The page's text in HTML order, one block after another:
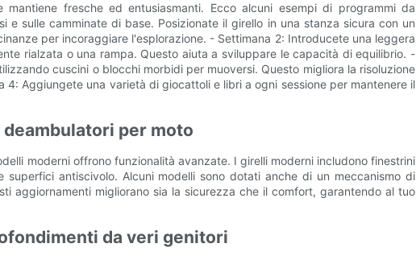
fresche ed entusiasmanti. Ecco alcuni esempi di programmi da
e sulle camminate di base. Posizionate il girello in una stanza sicura con un
per incoraggiare l'esplorazione. - Settimana 2: Introducete una leggera
rialzata o una rampa. Questo aiuta a sviluppare le capacità di equilibrio. -
cuscini o blocchi morbidi per muoversi. Questo migliora la risoluzione
Aggiungete una varietà di giocattoli e libri a ogni sessione per mantenere il
per moto
moderni offrono funzionalità avanzate. I girelli moderni includono finestrini
antiscivolo. Alcuni modelli sono dotati anche di un meccanismo di
aggiornamenti migliorano sia la sicurezza che il comfort, garantendo al tuo
da veri genitori